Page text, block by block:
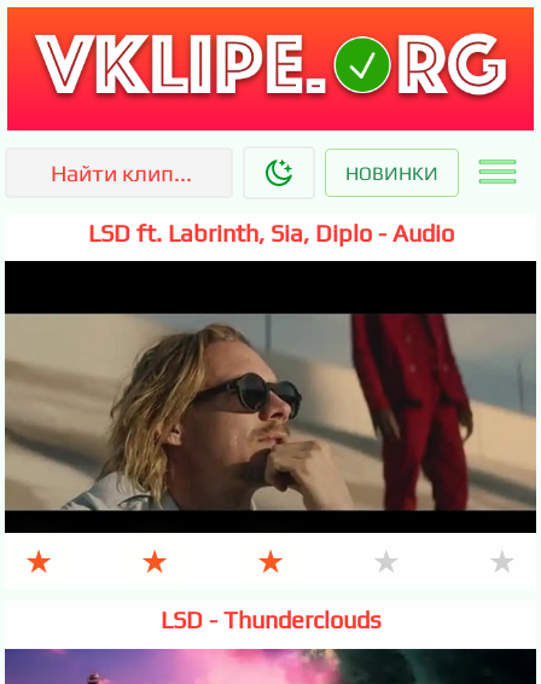
НОВИНКИ
LSD ft. Labrinth, Sia, Diplo - Audio
★ ★ ★ ★ ★
LSD - Thunderclouds